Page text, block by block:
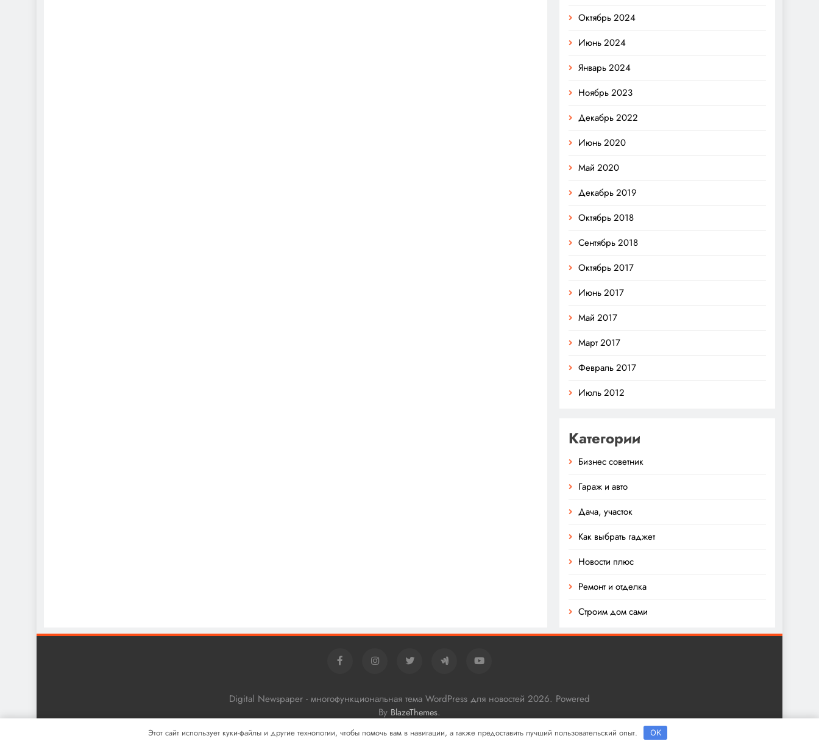
Октябрь 2024
Июнь 2024
Январь 2024
Ноябрь 2023
Декабрь 2022
Июнь 2020
Май 2020
Декабрь 2019
Октябрь 2018
Сентябрь 2018
Октябрь 2017
Июнь 2017
Май 2017
Март 2017
Февраль 2017
Июль 2012
Категории
Бизнес советник
Гараж и авто
Дача, участок
Как выбрать гаджет
Новости плюс
Ремонт и отделка
Строим дом сами
Digital Newspaper - многофункциональная тема WordPress для новостей 2026. Powered
By BlazeThemes.
Этот сайт использует куки-файлы и другие технологии, чтобы помочь вам в навигации, а также предоставить лучший пользовательский опыт. OK